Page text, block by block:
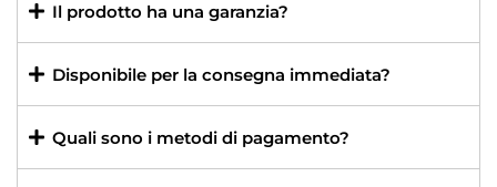
Il prodotto ha una garanzia?
Disponibile per la consegna immediata?
Quali sono i metodi di pagamento?